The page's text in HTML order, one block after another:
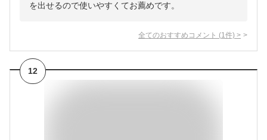
を出せるので使いやすくてお薦めです。
全てのおすすめコメント (1 件) >
12